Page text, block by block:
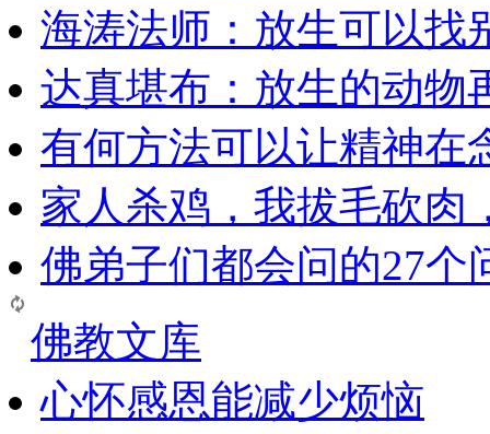
海涛法师：放生可以找
达真堪布：放生的动物
有何方法可以让精神在
家人杀鸡，我拔毛砍肉
佛弟子们都会问的27个
佛教文库
心怀感恩能减少烦恼